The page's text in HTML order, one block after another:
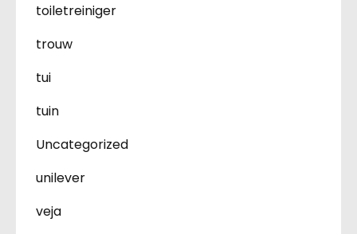
toiletreiniger
trouw
tui
tuin
Uncategorized
unilever
veja